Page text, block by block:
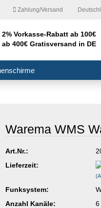
Zahlung/Versand
Konto erstellen
Passwort vergessen?
2% Vorkasse-Rabatt ab 100€
ab 400€ Gratisversand in DE
Warema WMS
Art.Nr.:
Lieferzeit:
Funksystem:
Anzahl Kanäle:
6